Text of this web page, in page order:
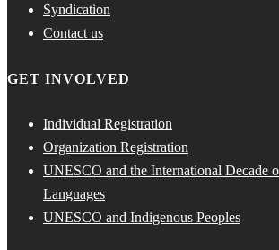
Syndication
Contact us
GET INVOLVED
Individual Registration
Organization Registration
UNESCO and the International Decade
Languages
UNESCO and Indigenous Peoples